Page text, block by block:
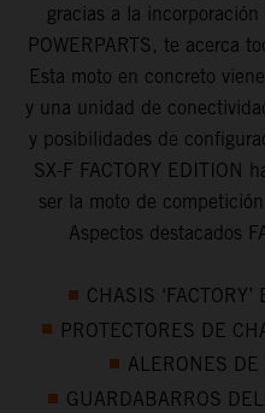
gracias a la
POWERPARTS, te acerca
Esta moto en concreto
y una unidad de
y posibilidades de
SX-F FACTORY EDITION
ser la moto de
Aspectos destacados
CHASIS
PROTECTORES DE
ALERONES DE
GUARDABARROS